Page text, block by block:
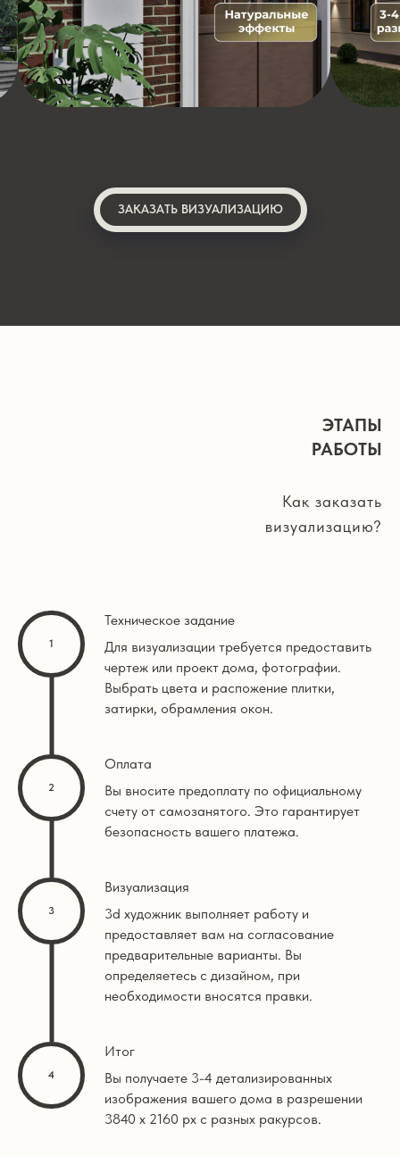
ЗАКАЗАТЬ ВИЗУАЛИЗАЦИЮ
ЭТАПЫ
РАБОТЫ
Как заказать
визуализацию?
Техническое задание
Для визуализации требуется предоставить
чертеж или проект дома, фотографии.
Выбрать цвета и распожение плитки,
затирки, обрамления окон.
Оплата
Вы вносите предоплату по официальному
счету от самозанятого. Это гарантирует
безопасность вашего платежа.
Визуализация
3d художник выполняет работу и
предоставляет вам на согласование
предварительные варианты. Вы
определяетесь с дизайном, при
необходимости вносятся правки.
Итог
Вы получаете 3-4 детализированных
изображения вашего дома в разрешении
3840 х 2160 px с разных ракурсов.